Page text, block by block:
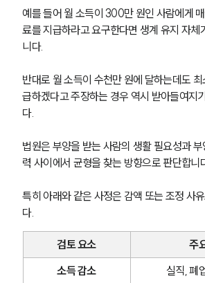
예를 들어 월 소득이 300만 원인 사람에게
료를 지급하라고 요구한다면 생계 유지 자체
니다.
반대로 월 소득이 수천만 원에 달하는데도 최
급하겠다고 주장하는 경우 역시 받아들여지
다.
법원은 부양을 받는 사람의 생활 필요성과
력 사이에서 균형을 찾는 방향으로 판단합니
특히 아래와 같은 사정은 감액 또는 조정 사
다.
검토 요소
주
소득 감소
실직, 폐